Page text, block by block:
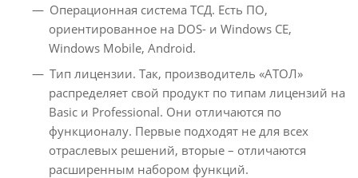
Операционная система ТСД. Есть ПО,
ориентированное на DOS- и Windows CE,
Windows Mobile, Android.
Тип лицензии. Так, производитель «АТОЛ»
распределяет свой продукт по типам лицензий на
Basic и Professional. Они отличаются по
функционалу. Первые подходят не для всех
отраслевых решений, вторые – отличаются
расширенным набором функций.